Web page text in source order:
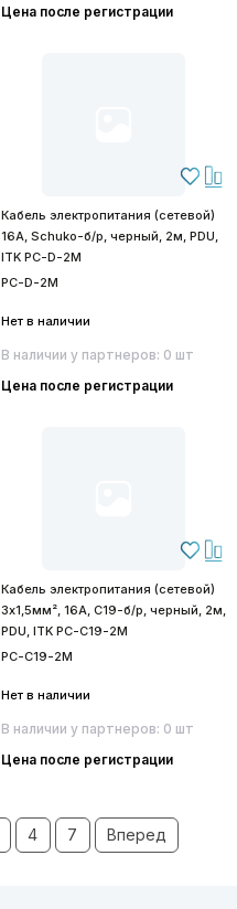
Цена после регистрации
Кабель электропитания (сетевой)
16А, Schuko-б/р, черный, 2м, PDU,
ITK PC-D-2M
PC-D-2M
Нет в наличии
В наличии у партнеров: 0 шт
Цена после регистрации
Кабель электропитания (сетевой)
3х1,5мм², 16А, C19-б/р, черный, 2м,
PDU, ITK PC-C19-2M
PC-C19-2M
Нет в наличии
В наличии у партнеров: 0 шт
Цена после регистрации
4 7 Вперед